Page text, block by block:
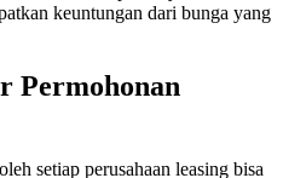
keuntungan dari bunga yang
Permohonan
setiap perusahaan leasing bisa